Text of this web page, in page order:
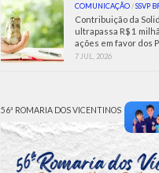
COMUNICAÇÃO /SSVP
Contribuição da
ultrapassa R$ 1
ações em favor dos
7 JUL, 2026
56ª ROMARIA DOS VICENTINOS